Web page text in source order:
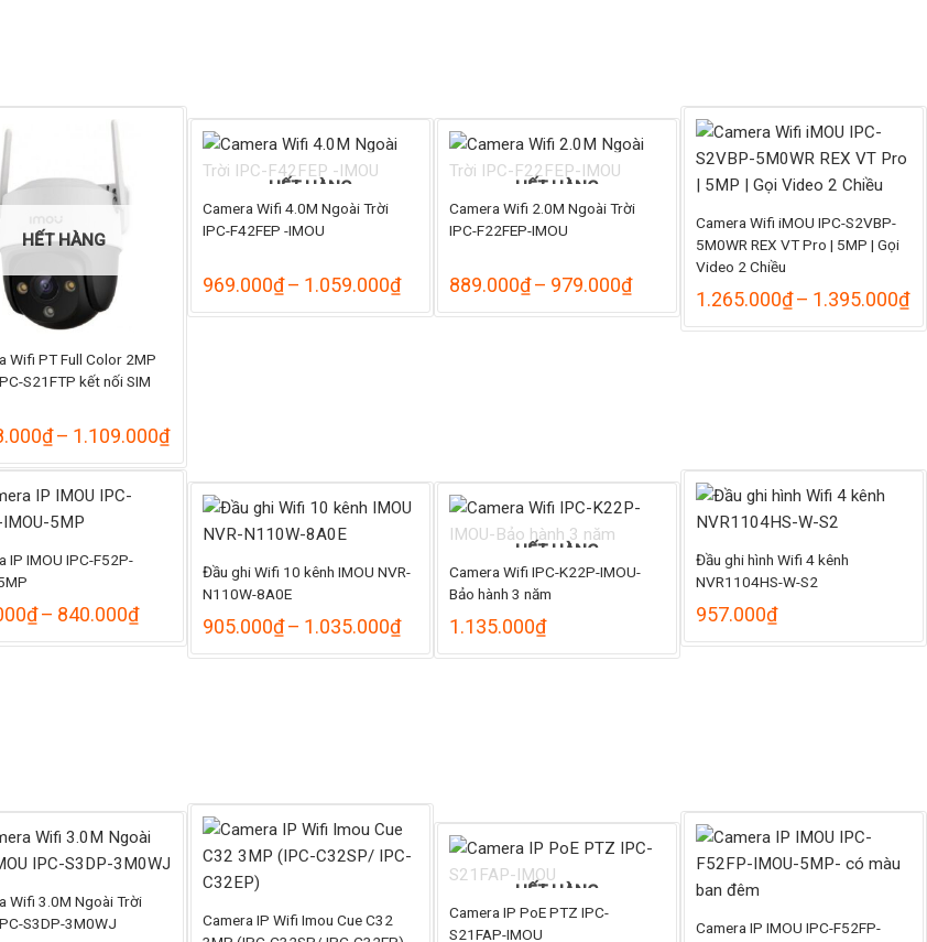
HẾT HÀNG
Wifi PT Full Color 2MP
S21FTP kết nối SIM
₫– 1.109.000₫Khoảng
từ
1.008.000₫
1.109.000₫
Camera Wifi iMOU IPC-S2VBP-
5M0WR REX VT Pro | 5MP | Gọi
Video 2 Chiều
1.265.000₫– 1.395.000₫
từ
HẾT HÀNG
Camera Wifi 4.0M Ngoài Trời
IPC-F42FEP -IMOU
969.000₫– 1.059.000₫Khoảng
từ
HẾT HÀNG
Camera Wifi 2.0M Ngoài Trời
IPC-F22FEP-IMOU
889.000₫– 979.000₫Khoảng
từ
IP IMOU IPC-F52P-
₫– 840.000₫Khoảng
từ
Đầu ghi hình Wifi 4 kênh
NVR1104HS-W-S2
957.000₫
Đầu ghi Wifi 10 kênh IMOU NVR-
N110W-8A0E
905.000₫– 1.035.000₫Khoảng
từ
HẾT HÀNG
Camera Wifi IPC-K22P-IMOU-
Bảo hành 3 năm
1.135.000₫
Camera IP Wifi Imou Cue C32
Wifi 3.0M Ngoài Trời
S3DP-3M0WJ
Camera IP IMOU IPC-F52FP-
HẾT HÀNG
Camera IP PoE PTZ IPC-
S21FAP-IMOU